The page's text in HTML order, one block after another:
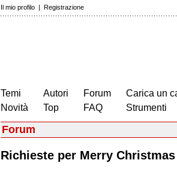
Il mio profilo | Registrazione
Temi
Novità
Autori
Top
Forum
FAQ
Carica un
Strumenti
Forum
Richieste per Merry